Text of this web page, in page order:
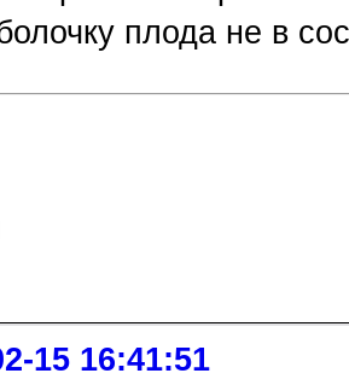
плода не в
15 16:41:51